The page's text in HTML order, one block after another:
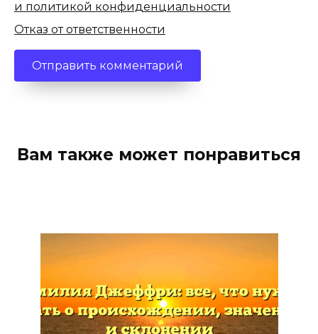
и политикой конфиденциальности
Отказ от ответственности
Вам также может понравиться